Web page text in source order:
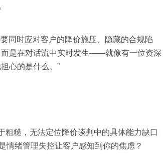
同时应对客户的降价施压、隐藏的合规陷
而是在对话流中实时发生——就像有一位资深
心的是什么。”
粗糙，无法定位降价谈判中的具体能力缺口
绪管理失控让客户感知到你的焦虑？